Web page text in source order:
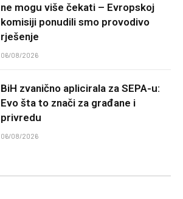
ne mogu više čekati – Evropskoj
komisiji ponudili smo provodivo
rješenje
06/08/2026
BiH zvanično aplicirala za SEPA-u:
Evo šta to znači za građane i
privredu
06/08/2026